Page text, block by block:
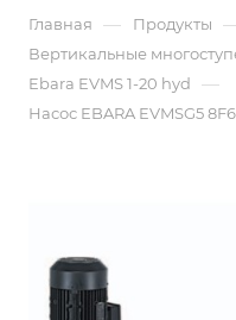
Главная — Продукты
Вертикальные
Ebara EVMS 1-20 hyd —
Насос EBARA EVMSG5